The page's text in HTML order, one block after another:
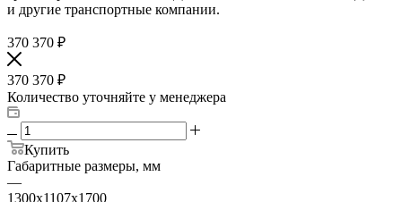
и другие транспортные компании.
370 370 ₽
370 370 ₽
Количество уточняйте у менеджера
Купить
Габаритные размеры, мм
—
1300х1107х1700